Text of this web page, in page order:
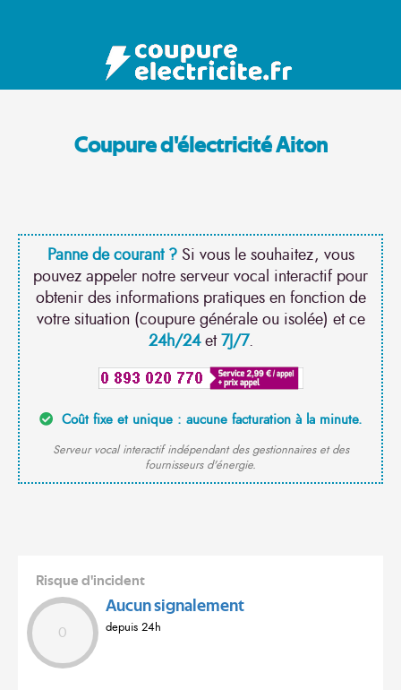
Coupure d'électricité Aiton
Panne de courant ?Si vous le souhaitez, vous
pouvez appeler notre serveur vocal interactif pour
obtenir des informations pratiques en fonction de
votre situation (coupure générale ou isolée) et ce
24h/24et7J/7.
Coût fixe et unique : aucune facturation à la minute.
Serveur vocal interactif indépendant des gestionnaires et des
fournisseurs d'énergie.
Risque d'incident
0
Aucun signalement
depuis 24h